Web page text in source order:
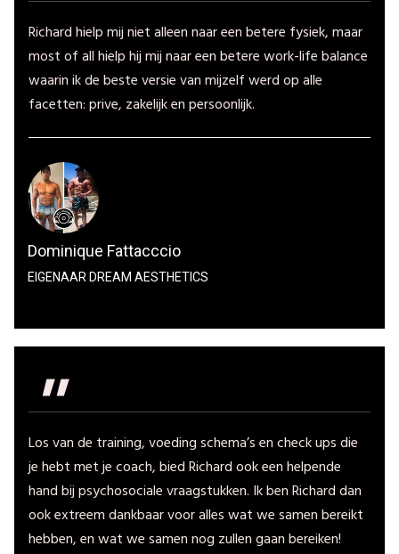
Richard hielp mij niet alleen naar een betere fysiek, maar
most of all hielp hij mij naar een betere work-life balance
waarin ik de beste versie van mijzelf werd op alle
facetten: prive, zakelijk en persoonlijk.
Dominique Fattacccio
EIGENAAR DREAM AESTHETICS
"
Los van de training, voeding schema’s en check ups die
je hebt met je coach, bied Richard ook een helpende
hand bij psychosociale vraagstukken. Ik ben Richard dan
ook extreem dankbaar voor alles wat we samen bereikt
hebben, en wat we samen nog zullen gaan bereiken!